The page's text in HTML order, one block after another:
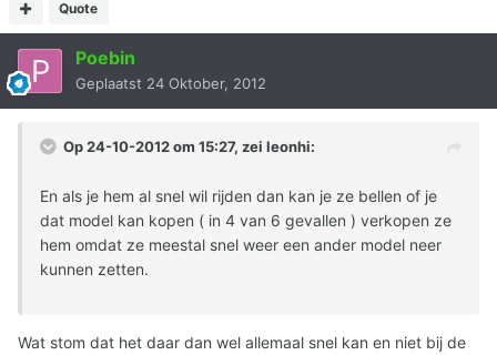
Quote
Poebin
Geplaatst 24 Oktober, 2012
Op 24-10-2012 om 15:27, zei leonhi:
En als je hem al snel wil rijden dan kan je ze bellen of je
dat model kan kopen ( in 4 van 6 gevallen ) verkopen ze
hem omdat ze meestal snel weer een ander model neer
kunnen zetten.
Wat stom dat het daar dan wel allemaal snel kan en niet bij de